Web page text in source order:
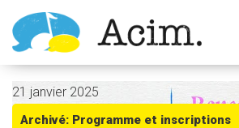
Ouvrir la barre d’outils
21 janvier 2025
Archivé: Programme et inscriptions